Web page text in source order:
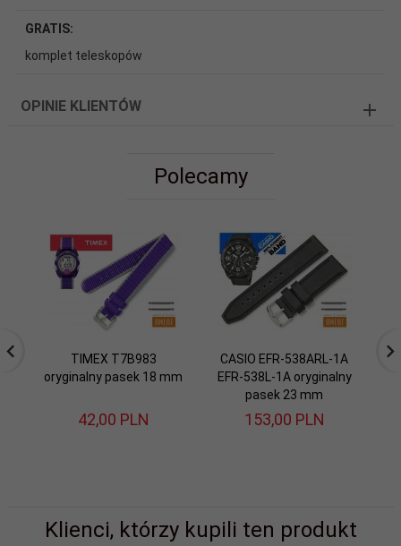
GRATIS:
komplet teleskopów
OPINIE KLIENTÓW
Polecamy
TIMEX T7B983
oryginalny pasek 18 mm
42,00 PLN
CASIO EFR-538ARL-1A
EFR-538L-1A oryginalny
pasek 23 mm
153,00 PLN
Klienci, którzy kupili ten produkt